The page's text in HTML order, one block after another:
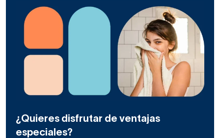
¿Quieres disfrutar de ventajas
especiales?